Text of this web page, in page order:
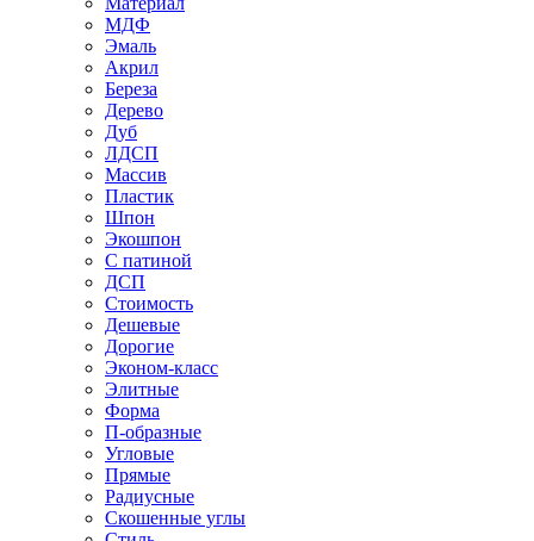
МДФ
Эмаль
Акрил
Береза
Дерево
Дуб
ЛДСП
Массив
Пластик
Шпон
Экошпон
С патиной
ДСП
Стоимость
Дешевые
Дорогие
Эконом-класс
Элитные
Форма
П-образные
Угловые
Прямые
Радиусные
Скошенные углы